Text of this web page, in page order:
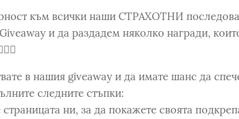
към всички наши СТРАХОТНИ
и да раздадем няколко награди,
в нашия giveaway и да имате шанс да
следните стъпки:
ни, за да покажете своята